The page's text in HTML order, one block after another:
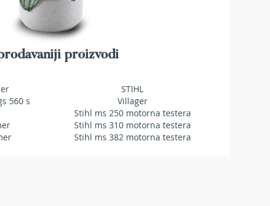
proizvodi
560 s
STIHL
Villager
Stihl ms 250 motorna testera
Stihl ms 310 motorna testera
Stihl ms 382 motorna testera